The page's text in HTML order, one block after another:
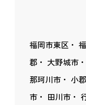
福岡市東区
郡
大野城市
那珂川市
小
市
田川市